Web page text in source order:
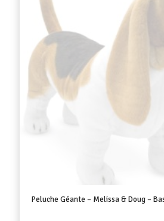
Peluche Géante – Melissa & Doug –